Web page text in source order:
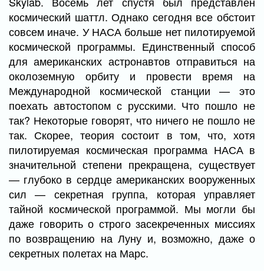
космический шаттл. Однако сегодня все обстоит
совсем иначе. У НАСА больше нет пилотируемой
космической программы. Единственный способ
для американских астронавтов отправиться на
околоземную орбиту и провести время на
Международной космической станции — это
поехать автостопом с русскими. Что пошло не
так? Некоторые говорят, что ничего не пошло не
так. Скорее, теория состоит в том, что, хотя
пилотируемая космическая программа НАСА в
значительной степени прекращена, существует
— глубоко в сердце американских вооруженных
сил — секретная группа, которая управляет
тайной космической программой. Мы могли бы
даже говорить о строго засекреченных миссиях
по возвращению на Луну и, возможно, даже о
секретных полетах на Марс.